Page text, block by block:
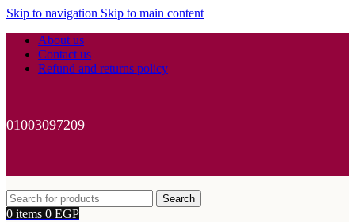
Skip to navigation Skip to main content
About us
Contact us
Refund and returns policy
01003097209
Search
0 items 0 EGP